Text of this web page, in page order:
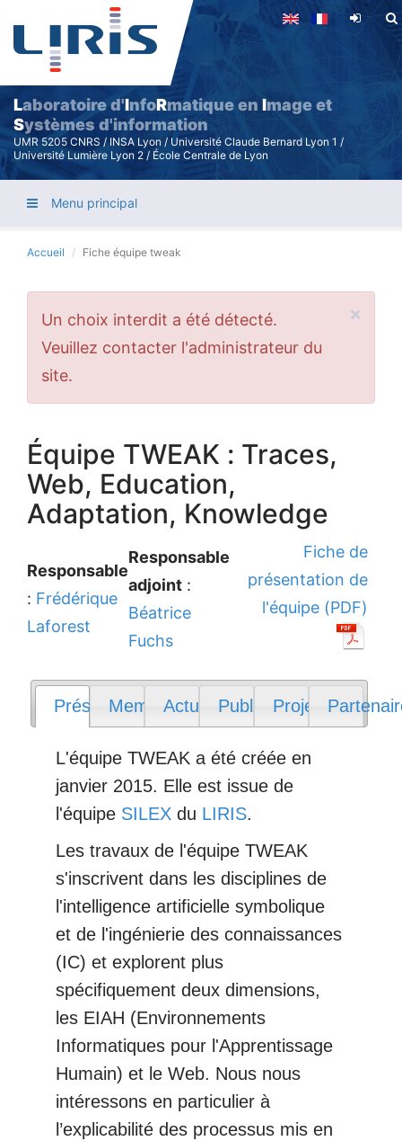
Aller
principal
Laboratoire d'InfoRmatique en Image et
Systèmes d'information
UMR 5205 CNRS / INSA Lyon / Université Claude Bernard Lyon 1 /
Université Lumière Lyon 2 / École Centrale de Lyon
Menu principal
Accueil Fiche équipe tweak
×
Message
d'erreur
Un choix interdit a été détecté.
Veuillez contacter l'administrateur du
site.
Équipe TWEAK : Traces,
Web, Education,
Adaptation, Knowledge
Responsable
: Frédérique
Laforest
Responsable
adjoint :
Béatrice
Fuchs
Fiche de
présentation de
l'équipe (PDF)
PrésentationMembresActualitésPublications
Projets
L'équipe TWEAK a été créée en
janvier 2015. Elle est issue de
l'équipe SILEXdu LIRIS.
Les travaux de l'équipe TWEAK
s'inscrivent dans les disciplines de
l'intelligence artificielle symbolique
et de l'ingénierie des connaissances
(IC) et explorent plus
spécifiquement deux dimensions,
les EIAH (Environnements
Informatiques pour l'Apprentissage
Humain) et le Web. Nous nous
intéressons en particulier à
l’explicabilité des processus mis en